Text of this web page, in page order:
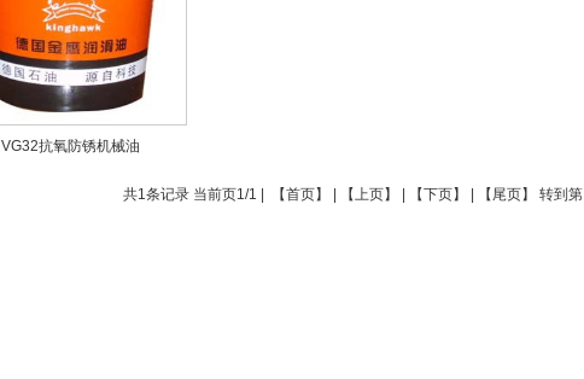
VG32抗氧防锈机械油
共1条记录 当前页1/1 | 【首页】 | 【上页】 | 【下页】 | 【尾页】 转到第